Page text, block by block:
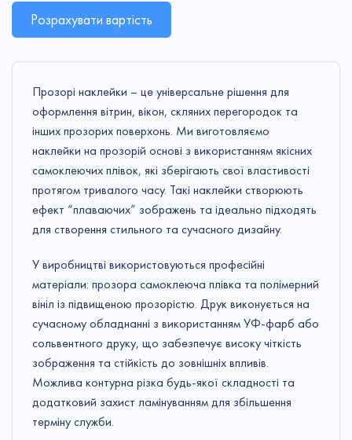
Розрахувати вартість
Прозорі наклейки – це універсальне рішення для
оформлення вітрин, вікон, скляних перегородок та
інших прозорих поверхонь. Ми виготовляємо
наклейки на прозорій основі з використанням якісних
самоклеючих плівок, які зберігають свої властивості
протягом тривалого часу. Такі наклейки створюють
ефект “плаваючих” зображень та ідеально підходять
для створення стильного та сучасного дизайну.
У виробництві використовуються професійні
матеріали: прозора самоклеюча плівка та полімерний
вініл із підвищеною прозорістю. Друк виконується на
сучасному обладнанні з використанням УФ-фарб або
сольвентного друку, що забезпечує високу чіткість
зображення та стійкість до зовнішніх впливів.
Можлива контурна різка будь-якої складності та
додатковий захист ламінуванням для збільшення
терміну служби.